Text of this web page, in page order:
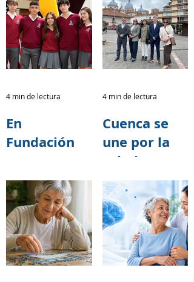
En
Fundación
creemos que
cada acto de
solidaridad
tiene el
poder de
4 min de lectura
Cuenca se
une por la
salud
cerebral:
Fundación
TASE
fortalece
alianzas
4 min de lectura